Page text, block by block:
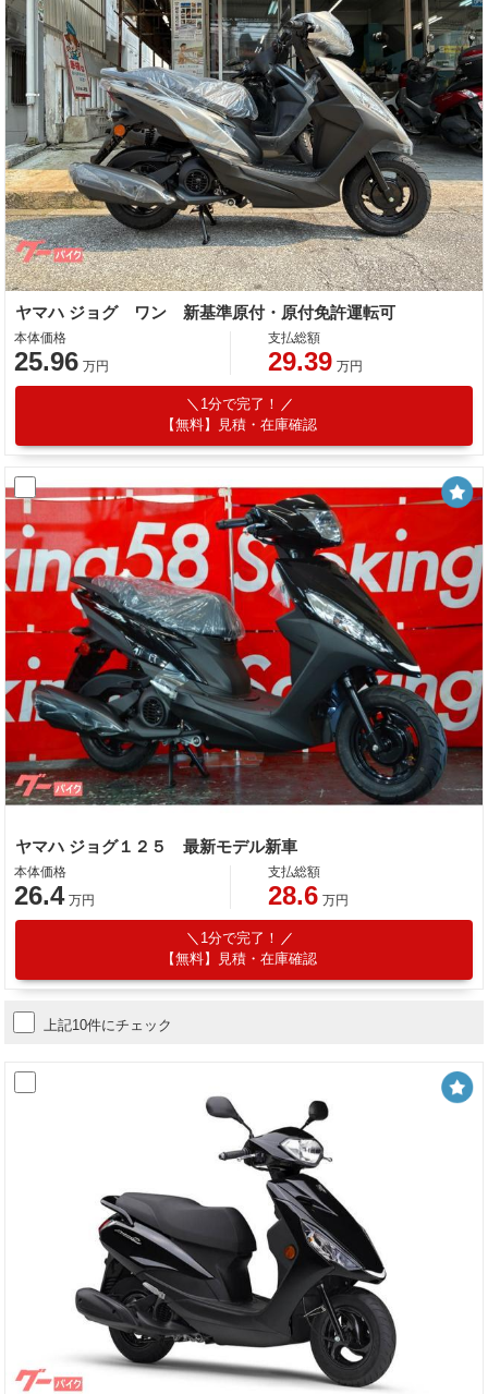
ヤマハ ジョグ ワン 新基準原付・原付免許運転可
本体価格
25.96 万円
支払総額
29.39 万円
1分で完了！
【無料】見積・在庫確認
ヤマハ ジョグ１２５ 最新モデル新車
本体価格
26.4 万円
支払総額
28.6 万円
1分で完了！
【無料】見積・在庫確認
上記10件にチェック